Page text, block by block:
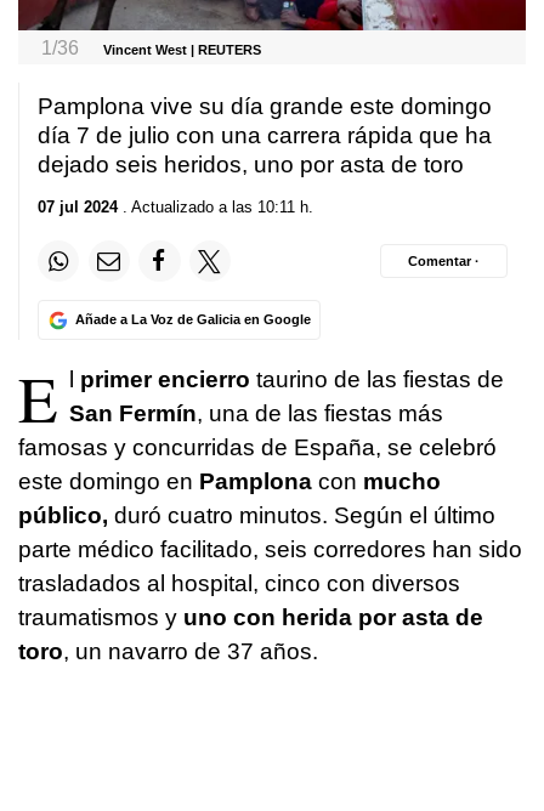
1/36 Vincent West | REUTERS
Pamplona vive su día grande este domingo
día 7 de julio con una carrera rápida que ha
dejado seis heridos, uno por asta de toro
07 jul 2024. Actualizado a las 10:11 h.
Añade a La Voz de Galicia en Google
Comentar ·
E primer encierro taurino de las fiestas de
San Fermín, una de las fiestas más
famosas y concurridas de España, se celebró
este domingo en Pamplona con mucho
público, duró cuatro minutos. Según el último
parte médico facilitado, seis corredores han sido
trasladados al hospital, cinco con diversos
traumatismos y uno con herida por asta de
toro, un navarro de 37 años.